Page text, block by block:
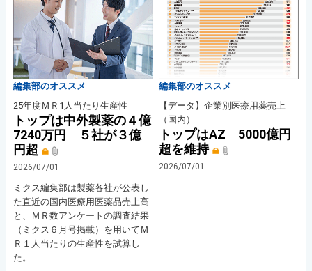
編集部のオススメ
25年度ＭＲ1人当たり生産性
トップは中外製薬の４億
7240万円 ５社が３億
円超
2026/07/01
ミクス編集部は製薬各社が公表し
た直近の国内医療用医薬品売上高
と、ＭＲ数アンケートの調査結果
（ミクス６月号掲載）を用いてＭ
Ｒ１人当たりの生産性を試算し
た。
編集部のオススメ
【データ】企業別医療用薬売上
（国内）
トップはAZ 5000億円
超を維持
2026/07/01